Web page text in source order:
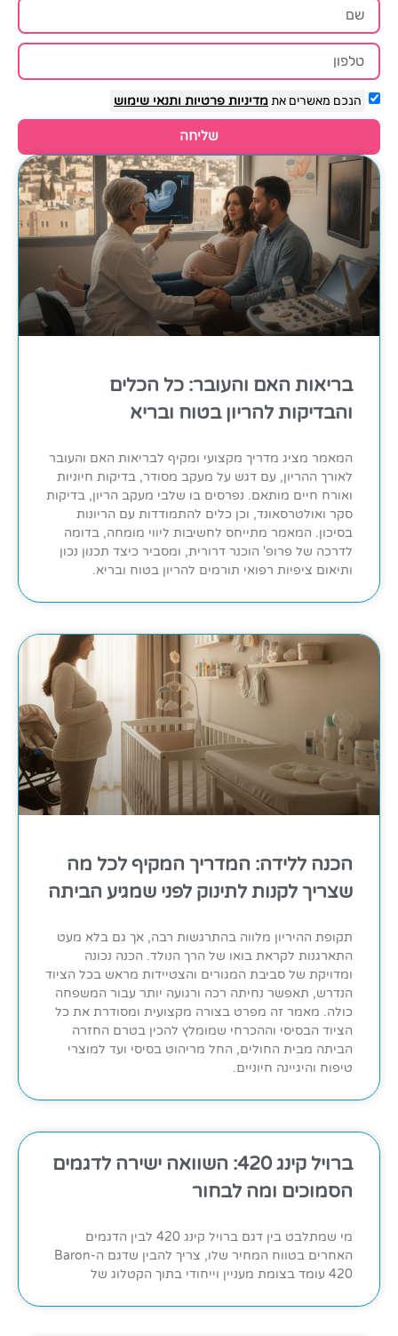
הנכם מאשרים אתמדיניות פרטיות ותנאי שימוש
שליחה
בריאות האם והעובר: כל הכלים
והבדיקות להריון בטוח ובריא
המאמר מציג מדריך מקצועי ומקיף לבריאות האם והעובר
לאורך ההריון, עם דגש על מעקב מסודר, בדיקות חיוניות
ואורח חיים מותאם. נפרסים בו שלבי מעקב הריון, בדיקות
סקר ואולטרסאונד, וכן כלים להתמודדות עם הריונות
בסיכון. המאמר מתייחס לחשיבות ליווי מומחה, בדומה
לדרכה של פרופ' הוכנר דרורית, ומסביר כיצד תכנון נכון
ותיאום ציפיות רפואי תורמים להריון בטוח ובריא.
הכנה ללידה: המדריך המקיף לכל מה
שצריך לקנות לתינוק לפני שמגיע הביתה
תקופת ההיריון מלווה בהתרגשות רבה, אך גם בלא מעט
התארגנות לקראת בואו של הרך הנולד. הכנה נכונה
ומדויקת של סביבת המגורים והצטיידות מראש בכל הציוד
הנדרש, תאפשר נחיתה רכה ורגועה יותר עבור המשפחה
כולה. מאמר זה מפרט בצורה מקצועית ומסודרת את כל
הציוד הבסיסי וההכרחי שמומלץ להכין בטרם החזרה
הביתה מבית החולים, החל מריהוט בסיסי ועד למוצרי
טיפוח והיגיינה חיוניים.
ברויל קינג 420: השוואה ישירה לדגמים
הסמוכים ומה לבחור
מי שמתלבט בין דגם ברויל קינג 420 לבין הדגמים
האחרים בטווח המחיר שלו, צריך להבין שדגם ה-Baron
420 עומד בצומת מעניין וייחודי בתוך הקטלוג של